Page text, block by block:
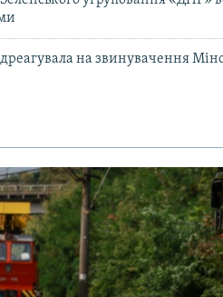
на звинувачення